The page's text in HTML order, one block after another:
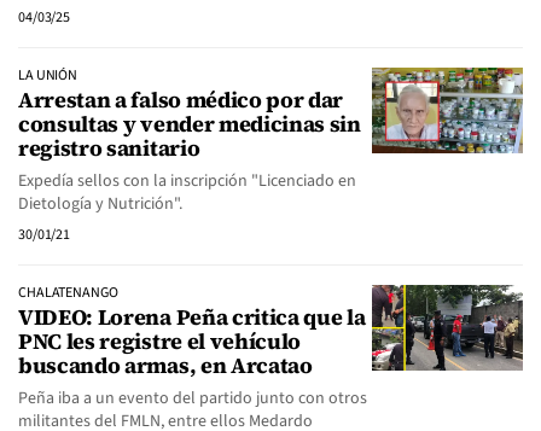
04/03/25
LA UNIÓN
Arrestan a falso médico por dar
consultas y vender medicinas sin
registro sanitario
Expedía sellos con la inscripción "Licenciado en
Dietología y Nutrición".
30/01/21
CHALATENANGO
VIDEO: Lorena Peña critica que la
PNC les registre el vehículo
buscando armas, en Arcatao
Peña iba a un evento del partido junto con otros
militantes del FMLN, entre ellos Medardo